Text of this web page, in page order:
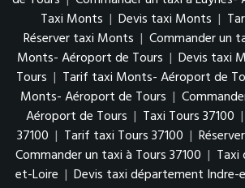
Taxi Monts | Devis taxi Monts |
Réserver taxi Monts | Commander un
Monts- Aéroport de Tours | Devis taxi
Tours | Tarif taxi Monts- Aéroport de
Monts- Aéroport de Tours |
Aéroport de Tours | Taxi Tours 37100 |
37100 | Tarif taxi Tours 37100 |
Commander un taxi à Tours 37100 | Taxi
et-Loire | Devis taxi département Indre-